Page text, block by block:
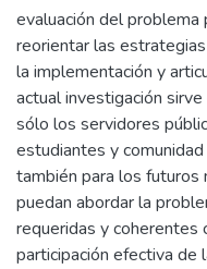
evaluación del problema
reorientar las
la implementación y
actual investigación
sólo los servidores
estudiantes y
también para los futuros
puedan abordar la
requeridas y coherentes
participación efectiva de